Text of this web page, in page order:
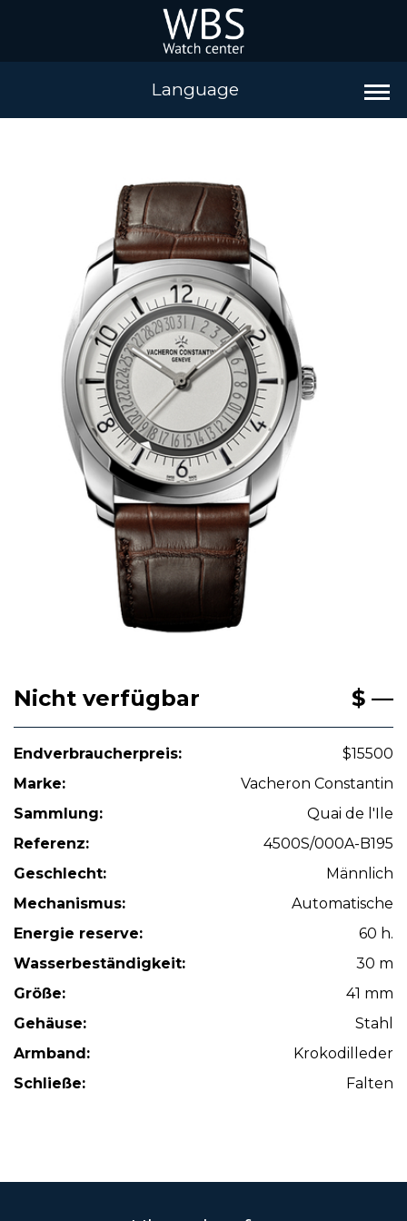
Language
Nicht verfügbar $ —
Endverbraucherpreis:
$15500
Marke:
Vacheron Constantin
Sammlung:
Quai de l'Ile
Referenz:
4500S/000A-B195
Geschlecht:
Männlich
Mechanismus:
Automatische
Energie reserve:
60 h.
Wasserbeständigkeit:
30 m
Größe:
41 mm
Gehäuse:
Stahl
Armband:
Krokodilleder
Schließe:
Falten